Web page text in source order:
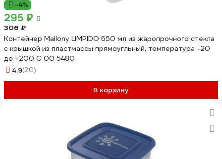
-4%
295 ₽
306 ₽
Контейнер Mallony LIMPIDO 650 мл из жаропрочного стекла
с крышкой из пластмассы прямоугльный, температура -20
до +200 С 00 5480
4.9(20)
В корзину